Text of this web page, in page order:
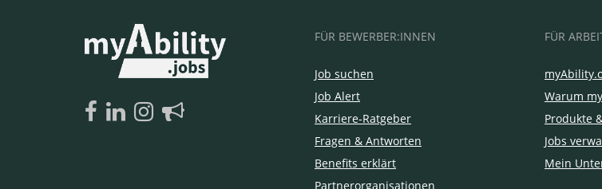
FÜR BEWERBER:INNEN
Job suchen
Job Alert
Karriere-Ratgeber
Fragen & Antworten
Benefits erklärt
Partnerorganisationen
FÜR
Warum
Produkte
Jobs
Mein